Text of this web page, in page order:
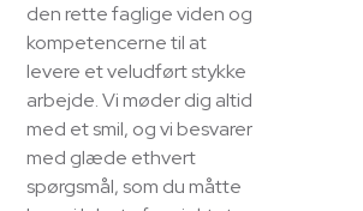
den rette faglige viden og
kompetencerne til at
levere et veludført stykke
arbejde. Vi møder dig altid
med et smil, og vi besvarer
med glæde ethvert
spørgsmål, som du måtte